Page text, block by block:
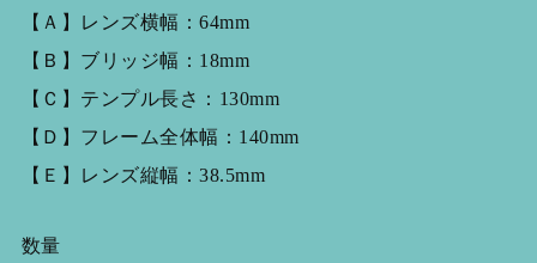
【Ａ】レンズ横幅：64mm
【Ｂ】ブリッジ幅：18mm
【Ｃ】テンプル長さ：130mm
【Ｄ】フレーム全体幅：140mm
【Ｅ】レンズ縦幅：38.5mm
数量